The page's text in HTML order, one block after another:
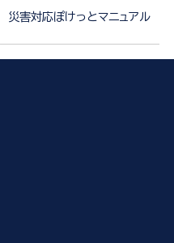
災害対応ぽけっとマニュアル